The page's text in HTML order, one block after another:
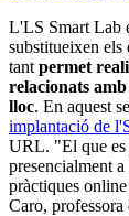
L'LS Smart Lab
substitueixen els
tant permet
relacionats
lloc. En aquest
implantació de
URL. "El que es
presencialment
pràctiques
Caro,